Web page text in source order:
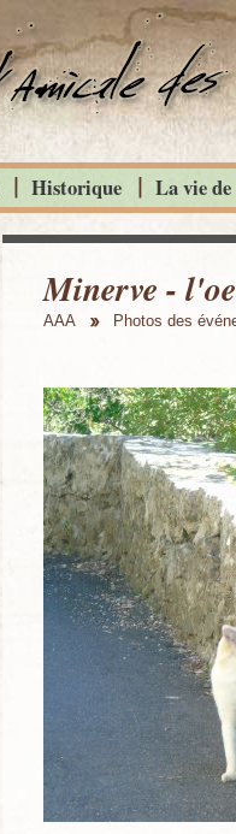
Minerve -
AAA Photos des
Historique La vie